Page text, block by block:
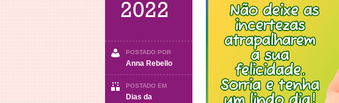
2022
POSTADO POR
Anna Rebello
POSTADO EM
Dias da